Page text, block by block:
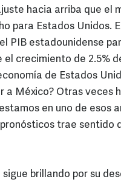
hacia arriba que el
para Estados Unidos.
PIB estadounidense
el crecimiento de 2.5%
de Estados
a México? Otras veces
en uno de esos
trae sentido
sigue brillando por su